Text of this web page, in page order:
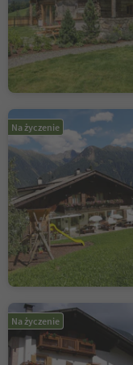
Na życzenie
Na życzenie